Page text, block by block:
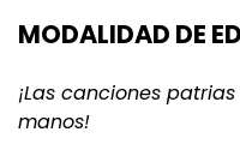
MODALIDAD DE
¡Las canciones
manos!